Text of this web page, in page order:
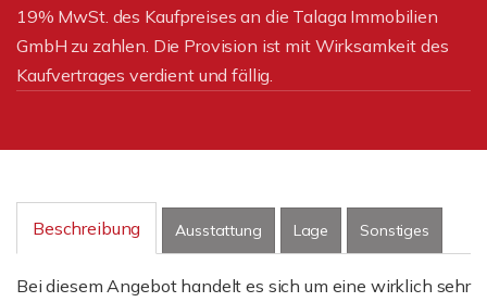
19% MwSt. des Kaufpreises an die Talaga Immobilien
GmbH zu zahlen. Die Provision ist mit Wirksamkeit des
Kaufvertrages verdient und fällig.
Beschreibung Ausstattung Lage Sonstiges
Bei diesem Angebot handelt es sich um eine wirklich sehr